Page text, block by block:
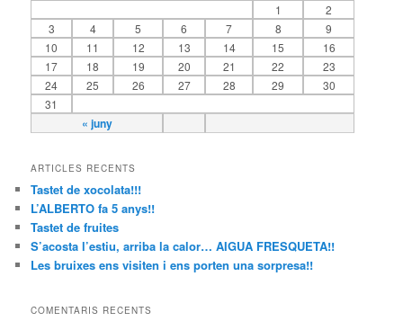
« juny
1
2
3
4 5 6 7 8
9
10
11 12 13 14 15
16
17
18 19 20 21 22
23
24
25 26 27 28 29
30
31
ARTICLES RECENTS
Tastet de xocolata!!!
L’ALBERTO fa 5 anys!!
Tastet de fruites
S’acosta l’estiu, arriba la calor… AIGUA FRESQUETA!!
Les bruixes ens visiten i ens porten una sorpresa!!
COMENTARIS RECENTS